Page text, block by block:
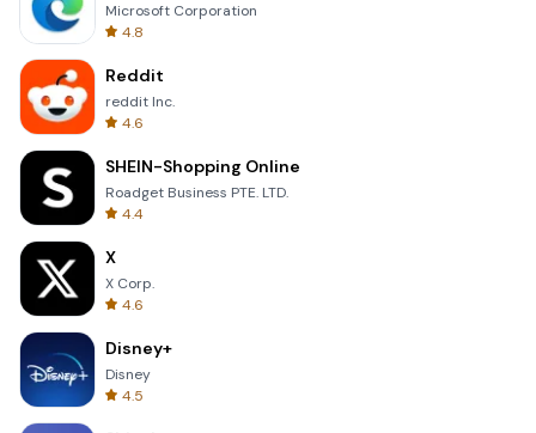
Microsoft Corporation
4.8
Reddit
reddit Inc.
4.6
SHEIN-Shopping Online
Roadget Business PTE. LTD.
4.4
X
X Corp.
4.6
Disney+
Disney
4.5